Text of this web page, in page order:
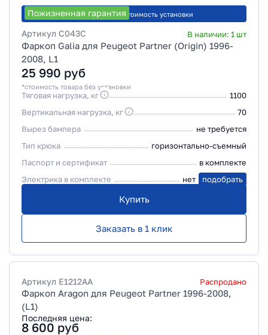
Пожизненная гарантияРассчитать стоимость установки
Артикул C043C В наличии: 1 шт
Фаркоп Galia для Peugeot Partner (Origin) 1996-
2008, L1
25 990 руб
*стоимость товара без установки
Тяговая нагрузка, кг
1100
Вертикальная нагрузка, кг
70
Вырез бампера
не требуется
Тип крюка
горизонтально-съемный
Паспорт и сертификат
в комплекте
Электрика в комплекте
нет подобрать
Купить
Заказать в 1 клик
Артикул E1212AA Распродано
Фаркоп Aragon для Peugeot Partner 1996-2008,
(L1)
Последняя цена:
8 600 руб